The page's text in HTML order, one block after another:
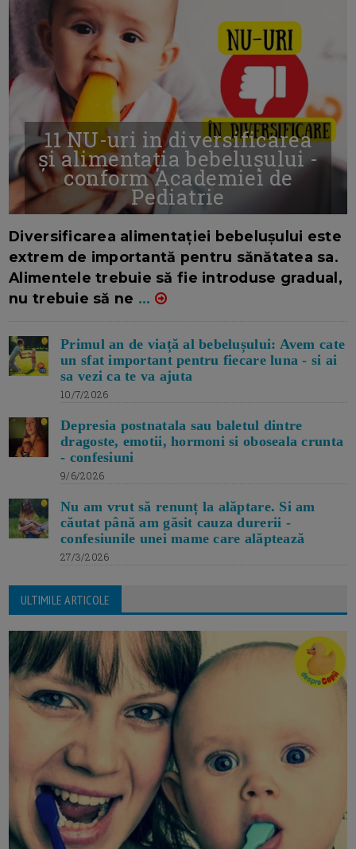
11 NU-uri in diversificarea
și alimentația bebelușului -
conform Academiei de
Pediatrie
Diversificarea alimentației bebelușului este
extrem de importantă pentru sănătatea sa.
Alimentele trebuie să fie introduse gradual,
nu trebuie să ne ...
Primul an de viață al bebelușului: Avem cate
un sfat important pentru fiecare luna - si ai
sa vezi ca te va ajuta
10/7/2026
Depresia postnatala sau baletul dintre
dragoste, emotii, hormoni si oboseala crunta
- confesiuni
9/6/2026
Nu am vrut să renunț la alăptare. Si am
căutat până am găsit cauza durerii -
confesiunile unei mame care alăptează
27/3/2026
ULTIMILE ARTICOLE